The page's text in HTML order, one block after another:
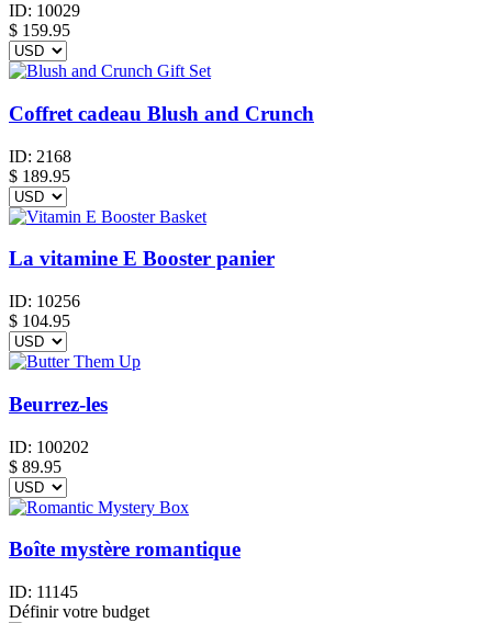
ID: 10029
$ 159.95
Coffret cadeau Blush and Crunch
ID: 2168
$ 189.95
La vitamine E Booster panier
ID: 10256
$ 104.95
Beurrez-les
ID: 100202
$ 89.95
Boîte mystère romantique
ID: 11145
Définir votre budget